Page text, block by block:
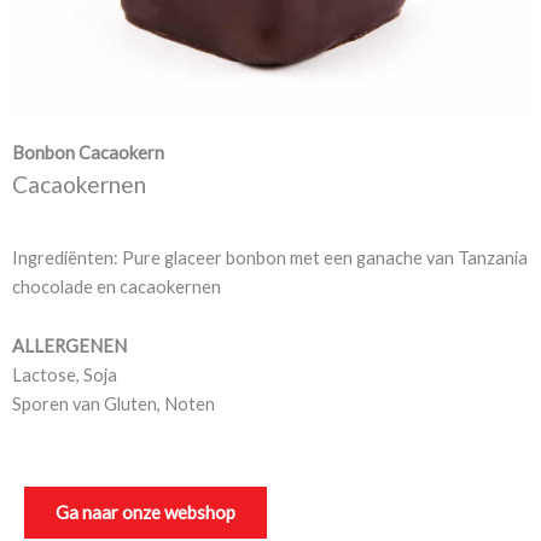
Bonbon Cacaokern
Cacaokernen
Ingrediënten: Pure glaceer bonbon met een ganache van Tanzania
chocolade en cacaokernen
ALLERGENEN
Lactose, Soja
Sporen van Gluten, Noten
Ga naar onze webshop